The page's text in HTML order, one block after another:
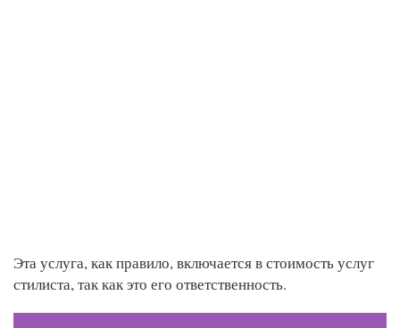
Эта услуга, как правило, включается в стоимость услуг
стилиста, так как это его ответственность.